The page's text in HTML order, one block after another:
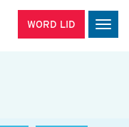
WORD LID